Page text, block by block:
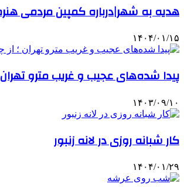
هدیه به شهر|درباره کمپین مردمی
۱۴۰۴/۰۱/۱۵
پیدا شده‌های عجیب و غریب مترو
۱۴۰۳/۰۹/۱۰
کار شبانه روزی در لانه زنبور
۱۴۰۴/۰۱/۲۹